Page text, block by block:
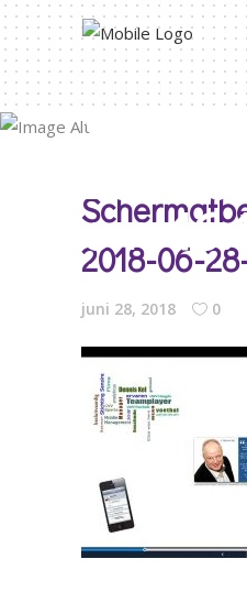
2018-
om-
2018-06-
juni 28, 2018 0